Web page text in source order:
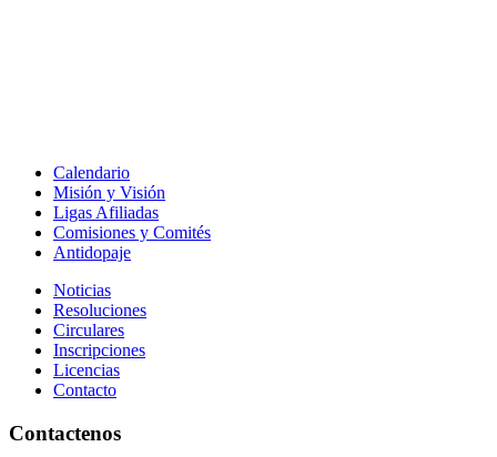
Calendario
Misión y Visión
Ligas Afiliadas
Comisiones y Comités
Antidopaje
Noticias
Resoluciones
Circulares
Inscripciones
Licencias
Contacto
Contactenos